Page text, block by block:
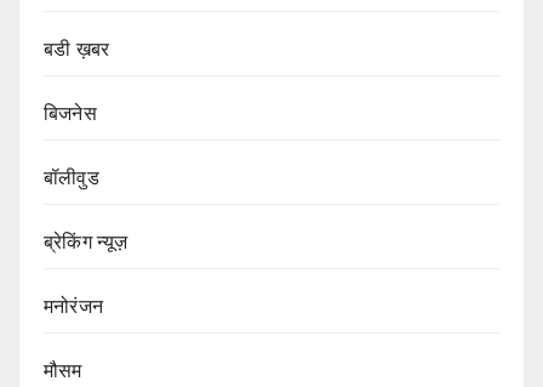
बडी ख़बर
बिजनेस
बॉलीवुड
ब्रेकिंग न्यूज़
मनोरंजन
मौसम